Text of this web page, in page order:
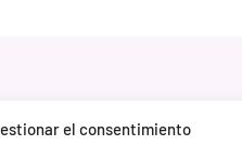
el consentimiento